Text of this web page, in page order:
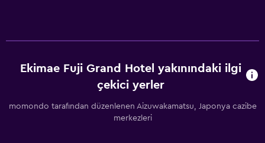
Ekimae Fuji Grand Hotel yakınındaki ilgi
çekici yerler
momondo tarafından düzenlenen Aizuwakamatsu, Japonya cazibe
merkezleri